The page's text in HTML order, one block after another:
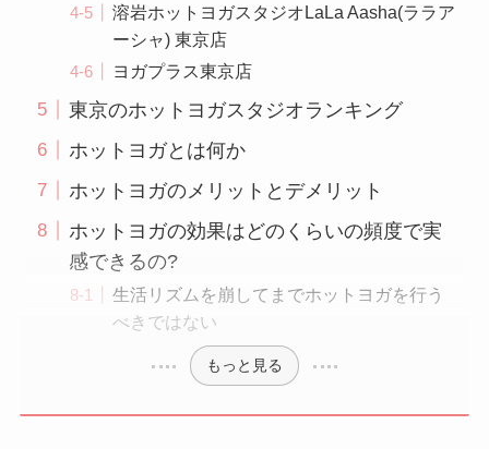
溶岩ホットヨガスタジオLaLa Aasha(ララア
ーシャ) 東京店
ヨガプラス東京店
東京のホットヨガスタジオランキング
ホットヨガとは何か
ホットヨガのメリットとデメリット
ホットヨガの効果はどのくらいの頻度で実
感できるの?
生活リズムを崩してまでホットヨガを行う
べきではない
もっと見る